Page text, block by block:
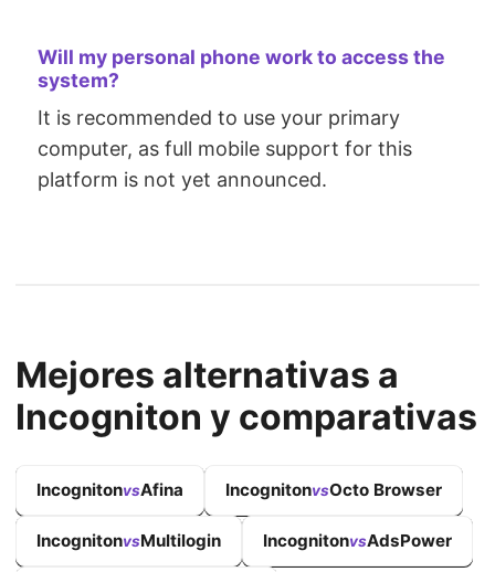
Will my personal phone work to access the
system?
It is recommended to use your primary
computer, as full mobile support for this
platform is not yet announced.
Mejores alternativas a
Incogniton y comparativas
IncognitonvsAfina IncognitonvsOcto Browser
IncognitonvsMultilogin IncognitonvsAdsPower